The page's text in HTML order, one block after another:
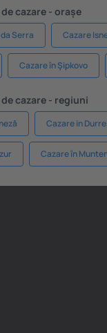
cazare - orașe
Serra Cazare
Cazare în Şipkovo
cazare - regiuni
Cazare in
Cazare în